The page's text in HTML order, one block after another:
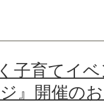
子育てイ
』開催の